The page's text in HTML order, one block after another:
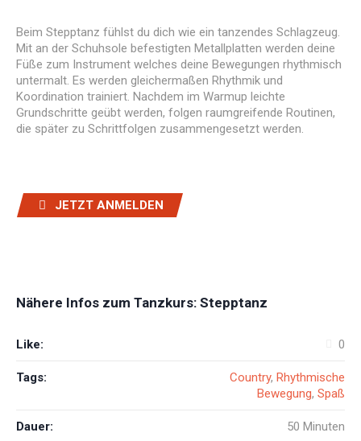
Beim Stepptanz fühlst du dich wie ein tanzendes Schlagzeug.
Mit an der Schuhsole befestigten Metallplatten werden deine
Füße zum Instrument welches deine Bewegungen rhythmisch
untermalt. Es werden gleichermaßen Rhythmik und
Koordination trainiert. Nachdem im Warmup leichte
Grundschritte geübt werden, folgen raumgreifende Routinen,
die später zu Schrittfolgen zusammengesetzt werden.
JETZT ANMELDEN
Nähere Infos zum Tanzkurs: Stepptanz
Like: 0
Tags: Country, Rhythmische
Bewegung, Spaß
Dauer: 50 Minuten